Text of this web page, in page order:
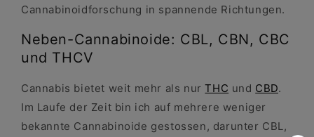
Cannabinoidforschung in spannende Richtungen.
Neben-Cannabinoide: CBL, CBN, CBC
und THCV
Cannabis bietet weit mehr als nurTHC und CBD.
Im Laufe der Zeit bin ich auf mehrere weniger
bekannte Cannabinoide gestossen, darunter CBL,